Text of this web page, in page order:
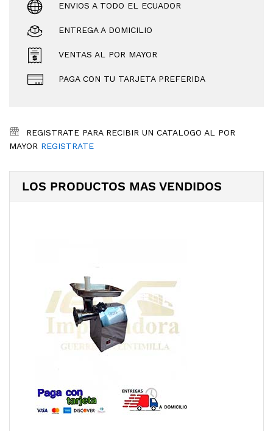
ENVIOS A TODO EL ECUADOR
ENTREGA A DOMICILIO
VENTAS AL POR MAYOR
PAGA CON TU TARJETA PREFERIDA
REGISTRATE PARA RECIBIR UN CATALOGO AL POR
MAYOR REGISTRATE
LOS PRODUCTOS MAS VENDIDOS